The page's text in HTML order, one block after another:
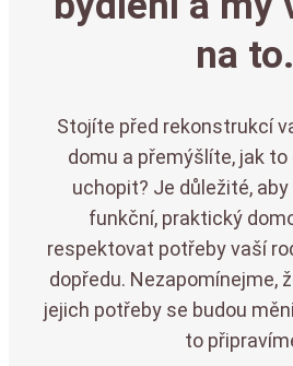
na to.
Stojíte před rekonstrukcí
domu a přemýšlíte, jak
uchopit? Je důležité, aby
funkční, praktický
respektovat potřeby vaší
dopředu. Nezapomínejme,
jejich potřeby se budou
to